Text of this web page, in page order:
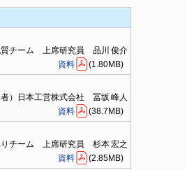
チーム 上席研究員 品川 俊介
資料
(1.80MB)
者）日本工営株式会社 冨坂 峰人
資料
(38.7MB)
りチーム 上席研究員 杉本 宏之
資料
(2.85MB)